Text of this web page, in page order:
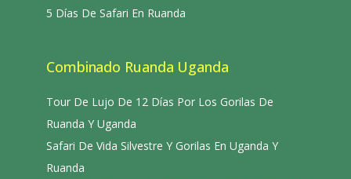
5 Días De Safari En Ruanda
Combinado Ruanda Uganda
Tour De Lujo De 12 Días Por Los Gorilas De
Ruanda Y Uganda
Safari De Vida Silvestre Y Gorilas En Uganda Y
Ruanda